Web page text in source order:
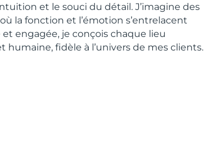
et le souci du détail. J’imagine des
la fonction et l’émotion s’entrelacent
engagée, je conçois chaque lieu
fidèle à l’univers de mes clients.